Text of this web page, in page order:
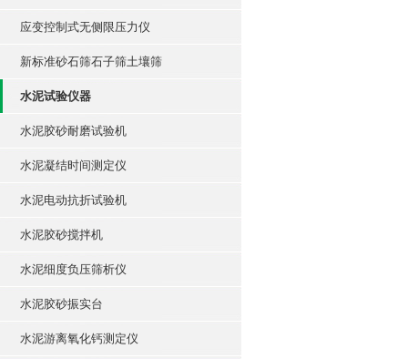
应变控制式无侧限压力仪
新标准砂石筛石子筛土壤筛
水泥试验仪器
水泥胶砂耐磨试验机
水泥凝结时间测定仪
水泥电动抗折试验机
水泥胶砂搅拌机
水泥细度负压筛析仪
水泥胶砂振实台
水泥游离氧化钙测定仪